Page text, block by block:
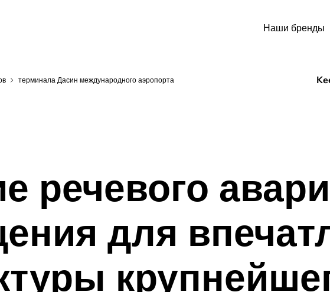
Наши бренды
терминала Дасин международного аэропорта
речевого
для